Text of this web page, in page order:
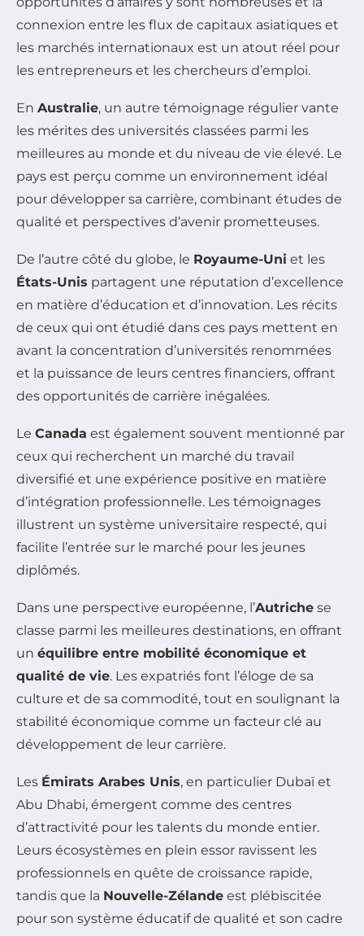
connexion entre les flux de capitaux asiatiques et
les marchés internationaux est un atout réel pour
les entrepreneurs et les chercheurs d’emploi.
En Australie, un autre témoignage régulier vante
les mérites des universités classées parmi les
meilleures au monde et du niveau de vie élevé. Le
pays est perçu comme un environnement idéal
pour développer sa carrière, combinant études de
qualité et perspectives d’avenir prometteuses.
De l’autre côté du globe, le Royaume-Uni et les
États-Unis partagent une réputation d’excellence
en matière d’éducation et d’innovation. Les récits
de ceux qui ont étudié dans ces pays mettent en
avant la concentration d’universités renommées
et la puissance de leurs centres financiers, offrant
des opportunités de carrière inégalées.
Le Canada est également souvent mentionné par
ceux qui recherchent un marché du travail
diversifié et une expérience positive en matière
d’intégration professionnelle. Les témoignages
illustrent un système universitaire respecté, qui
facilite l’entrée sur le marché pour les jeunes
diplômés.
Dans une perspective européenne, l’Autriche se
classe parmi les meilleures destinations, en offrant
un équilibre entre mobilité économique et
qualité de vie. Les expatriés font l’éloge de sa
culture et de sa commodité, tout en soulignant la
stabilité économique comme un facteur clé au
développement de leur carrière.
Les Émirats Arabes Unis, en particulier Dubaï et
Abu Dhabi, émergent comme des centres
d’attractivité pour les talents du monde entier.
Leurs écosystèmes en plein essor ravissent les
professionnels en quête de croissance rapide,
tandis que la Nouvelle-Zélande est plébiscitée
pour son système éducatif de qualité et son cadre